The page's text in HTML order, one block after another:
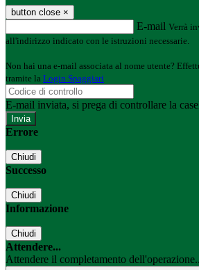
button close ×
E-mail Verrà
all'indirizzo indicato con le istruzioni necessarie.
Non hai una e-mail associata al nome utente?
tramite la Login Spaggiari
E-mail inviata, si prega di controllare la
Errore
Chiudi
Successo
Chiudi
Informazione
Chiudi
Attendere...
Attendere il completamento